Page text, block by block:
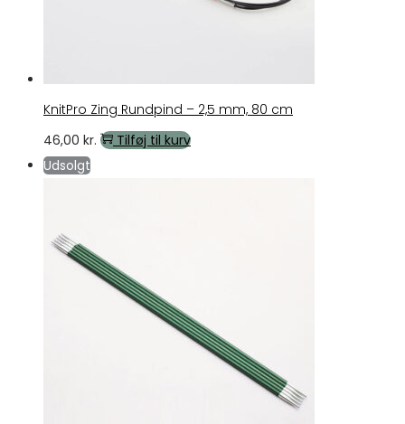
KnitPro Zing Rundpind – 2,5 mm, 80 cm
46,00 kr.
Tilføj til kurv
Udsolgt